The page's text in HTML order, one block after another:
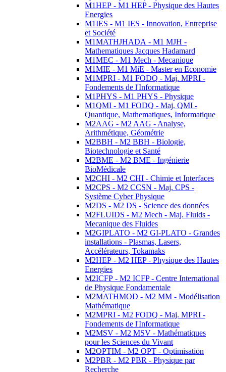
M1HEP - M1 HEP - Physique des Hautes
Energies
M1IES - M1 IES - Innovation, Entreprise
et Société
M1MATHJHADA - M1 MJH -
Mathematiques Jacques Hadamard
M1MEC - M1 Mech - Mecanique
M1MIE - M1 MiE - Master en Economie
M1MPRI - M1 FODQ - Maj. MPRI -
Fondements de l'Informatique
M1PHYS - M1 PHYS - Physique
M1QMI - M1 FODQ - Maj. QMI -
Quantique, Mathematiques, Informatique
M2AAG - M2 AAG - Analyse,
Arithmétique, Géométrie
M2BBH - M2 BBH - Biologie,
Biotechnologie et Santé
M2BME - M2 BME - Ingénierie
BioMédicale
M2CHI - M2 CHI - Chimie et Interfaces
M2CPS - M2 CCSN - Maj. CPS -
Système Cyber Physique
M2DS - M2 DS - Science des données
M2FLUIDS - M2 Mech - Maj. Fluids -
Mecanique des Fluides
M2GIPLATO - M2 GI-PLATO - Grandes
installations - Plasmas, Lasers,
Accélérateurs, Tokamaks
M2HEP - M2 HEP - Physique des Hautes
Energies
M2ICFP - M2 ICFP - Centre International
de Physique Fondamentale
M2MATHMOD - M2 MM - Modélisation
Mathématique
M2MPRI - M2 FODQ - Maj. MPRI -
Fondements de l'Informatique
M2MSV - M2 MSV - Mathématiques
pour les Sciences du Vivant
M2OPTIM - M2 OPT - Optimisation
M2PBR - M2 PBR - Physique par
Recherche